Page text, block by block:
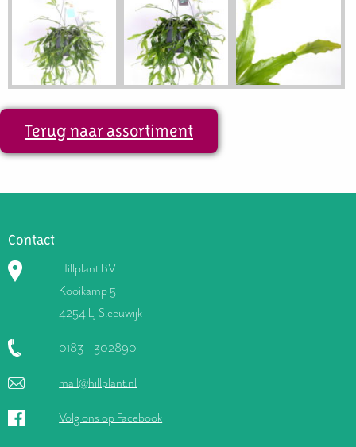
Terug naar assortiment
Contact
Hillplant B.V.
Kooikamp 5
4254 LJ Sleeuwijk
0183 – 302890
mail@hillplant.nl
Volg ons op Facebook